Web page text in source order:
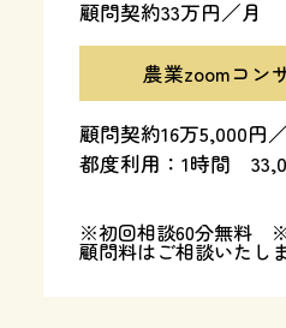
顧問契約33万円／月
農業zoomコン
顧問契約16万5,000円
都度利用：1時間
※初回相談60分無料
顧問料はご相談いたし